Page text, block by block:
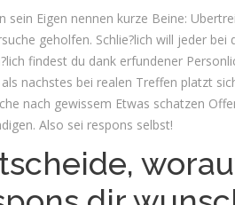
sein Eigen nennen kurze Beine:
geholfen. Schlie?lich will jeder
findest du dank erfundener
als nachstes bei realen Treffen platzt
nach gewissem Etwas schatzen
Also sei respons selbst!